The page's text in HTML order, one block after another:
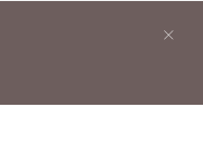
×